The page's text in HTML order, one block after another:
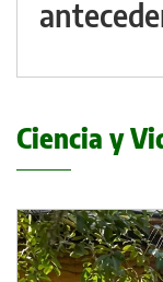
Ciencia y